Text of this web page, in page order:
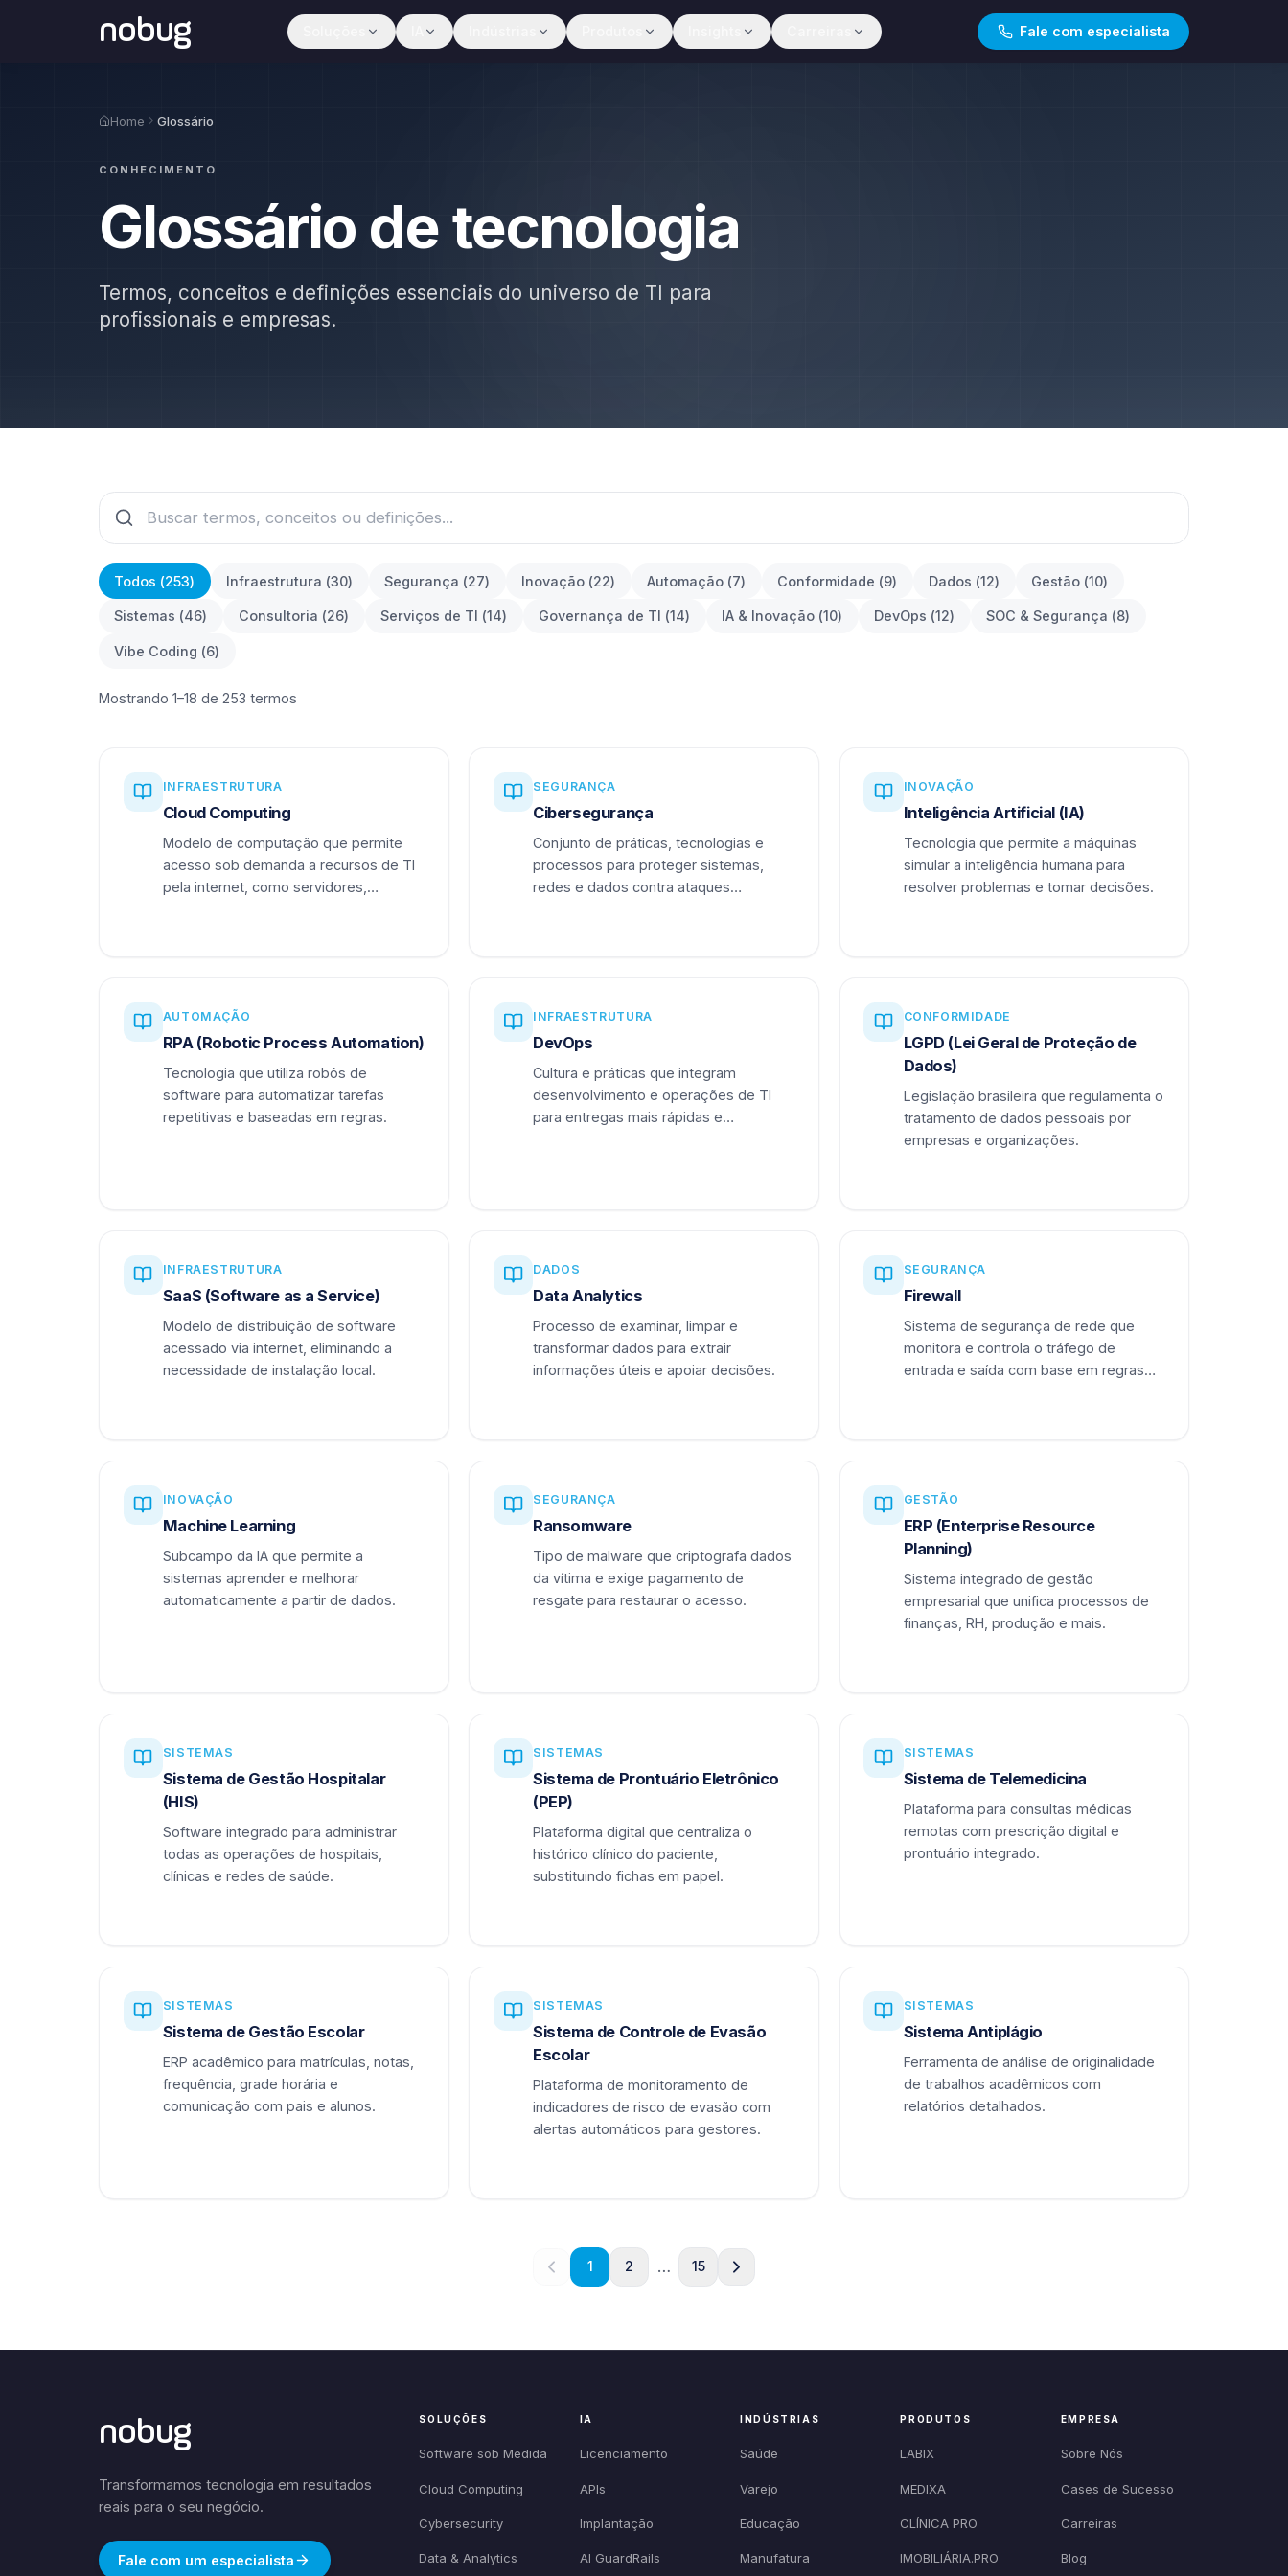
nobug Fale com especialista
Home Glossário
CONHECIMENTO
Glossário de tecnologia
Termos, conceitos e definições essenciais do universo de TI para
profissionais e empresas.
Todos (253) Infraestrutura (30) Segurança (27) Inovação (22) Automação (7) Conformidade (9) Dados (12) Gestão (10)
Sistemas (46) Consultoria (26) Serviços de TI (14) Governança de TI (14) IA & Inovação (10) DevOps (12) SOC & Segurança (8)
Vibe Coding (6)
Mostrando 1–18 de 253 termos
INFRAESTRUTURA
Cloud Computing
Modelo de computação que permite
acesso sob demanda a recursos de TI
pela internet, como servidores,
SEGURANÇA
Cibersegurança
Conjunto de práticas, tecnologias e
processos para proteger sistemas,
redes e dados contra ataques
INOVAÇÃO
Inteligência Artificial (IA)
Tecnologia que permite a máquinas
simular a inteligência humana para
resolver problemas e tomar decisões.
AUTOMAÇÃO
RPA (Robotic Process Automation)
Tecnologia que utiliza robôs de
software para automatizar tarefas
repetitivas e baseadas em regras.
INFRAESTRUTURA
DevOps
Cultura e práticas que integram
desenvolvimento e operações de TI
para entregas mais rápidas e
CONFORMIDADE
LGPD (Lei Geral de Proteção de
Dados)
Legislação brasileira que regulamenta o
tratamento de dados pessoais por
empresas e organizações.
INFRAESTRUTURA
SaaS (Software as a Service)
Modelo de distribuição de software
acessado via internet, eliminando a
necessidade de instalação local.
DADOS
Data Analytics
Processo de examinar, limpar e
transformar dados para extrair
informações úteis e apoiar decisões.
SEGURANÇA
Firewall
Sistema de segurança de rede que
monitora e controla o tráfego de
entrada e saída com base em regras
INOVAÇÃO
Machine Learning
Subcampo da IA que permite a
sistemas aprender e melhorar
automaticamente a partir de dados.
SEGURANÇA
Ransomware
Tipo de malware que criptografa dados
da vítima e exige pagamento de
resgate para restaurar o acesso.
GESTÃO
ERP (Enterprise Resource
Planning)
Sistema integrado de gestão
empresarial que unifica processos de
finanças, RH, produção e mais.
SISTEMAS
Sistema de Gestão Hospitalar
(HIS)
Software integrado para administrar
todas as operações de hospitais,
clínicas e redes de saúde.
SISTEMAS
Sistema de Prontuário Eletrônico
(PEP)
Plataforma digital que centraliza o
histórico clínico do paciente,
substituindo fichas em papel.
SISTEMAS
Sistema de Telemedicina
Plataforma para consultas médicas
remotas com prescrição digital e
prontuário integrado.
SISTEMAS
Sistema de Gestão Escolar
ERP acadêmico para matrículas, notas,
frequência, grade horária e
comunicação com pais e alunos.
SISTEMAS
Sistema de Controle de Evasão
Escolar
Plataforma de monitoramento de
indicadores de risco de evasão com
alertas automáticos para gestores.
SISTEMAS
Sistema Antiplágio
Ferramenta de análise de originalidade
de trabalhos acadêmicos com
relatórios detalhados.
1 2 … 15
nobug
Transformamos tecnologia em resultados
reais para o seu negócio.
Fale com um especialista
SOLUÇÕES
Software sob Medida
Cloud Computing
Cybersecurity
Data & Analytics
IA
Licenciamento
APIs
Implantação
AI GuardRails
INDÚSTRIAS
Saúde
Varejo
Educação
Manufatura
PRODUTOS
LABIX
MEDIXA
CLÍNICA PRO
IMOBILIÁRIA.PRO
EMPRESA
Sobre Nós
Cases de Sucesso
Carreiras
Blog